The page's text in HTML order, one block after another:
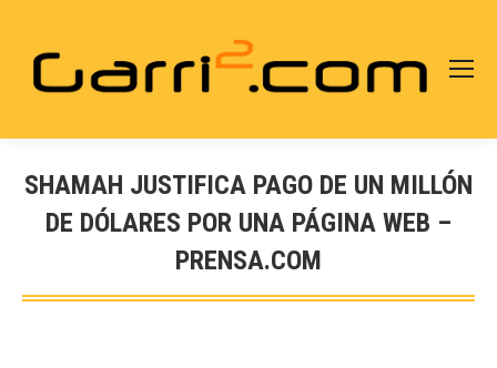
SHAMAH JUSTIFICA PAGO DE UN MILLÓN
DE DÓLARES POR UNA PÁGINA WEB –
PRENSA.COM
Estás aquí: